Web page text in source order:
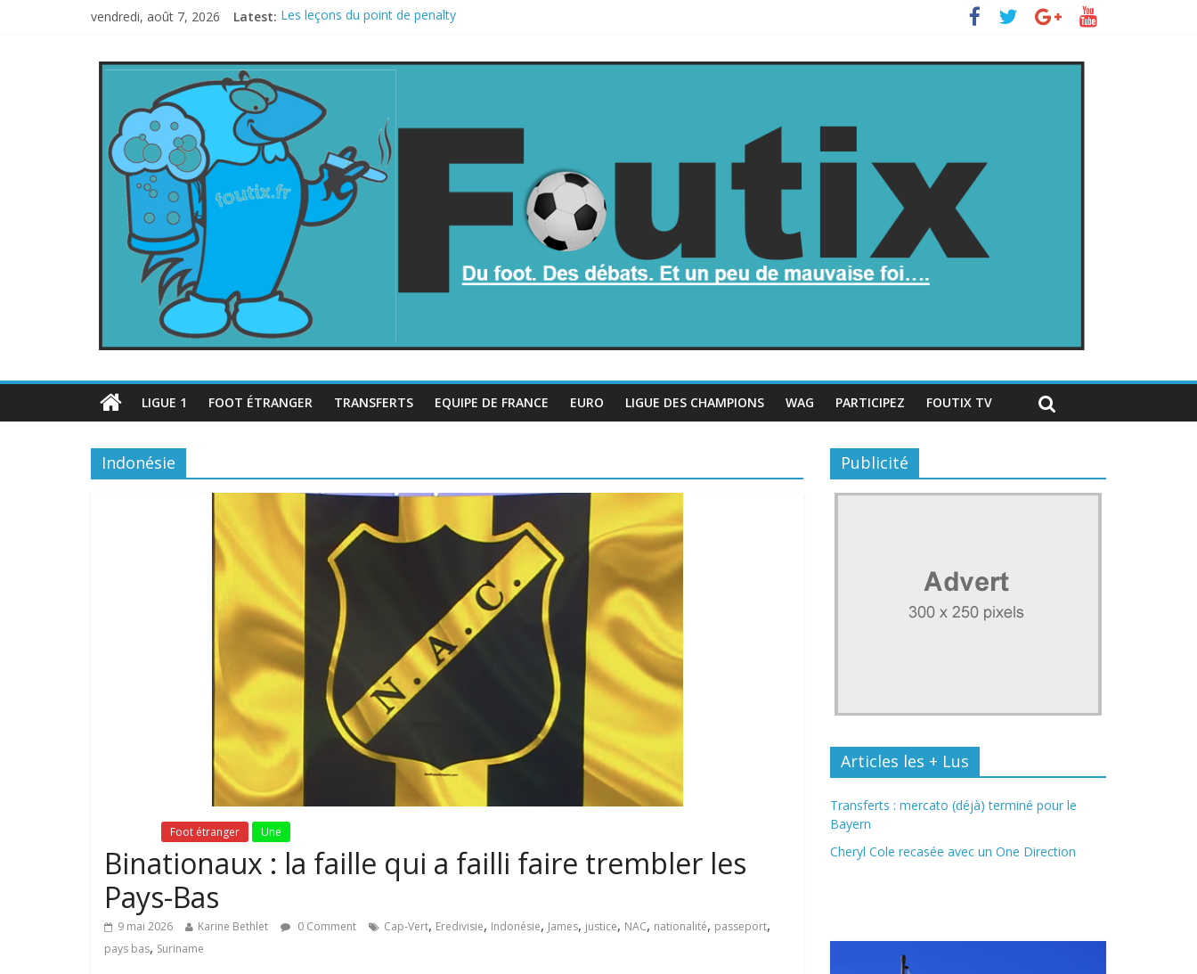
vendredi, août 7, 2026 Latest: Les leçons du point de penalty
Les curiosités de la Coupe du monde
L’Inde et la Chine, trop mauvais au football ?
LIGUE 1 FOOT ÉTRANGER TRANSFERTS EQUIPE DE FRANCE EURO LIGUE DES CHAMPIONS WAG PARTICIPEZ FOUTIX TV
Indonésie
Foot étranger Une
Binationaux : la faille qui a failli faire trembler les
Pays-Bas
9 mai 2026 Karine Bethlet 0 Comment Cap-Vert, Eredivisie, Indonésie, James, justice, NAC, nationalité, passeport,
pays bas, Suriname
Publicité
Articles les + Lus
Transferts : mercato (déjà) terminé pour le
Bayern
Cheryl Cole recasée avec un One Direction